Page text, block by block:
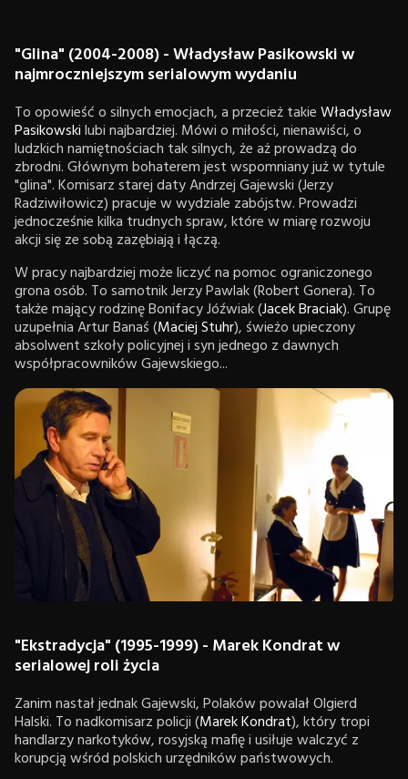
"Glina" (2004-2008) - Władysław Pasikowski w
najmroczniejszym serialowym wydaniu
To opowieść o silnych emocjach, a przecież takieWładysław
Pasikowskilubi najbardziej. Mówi o miłości, nienawiści, o
ludzkich namiętnościach tak silnych, że aż prowadzą do
zbrodni. Głównym bohaterem jest wspomniany już w tytule
"glina". Komisarz starej daty Andrzej Gajewski (Jerzy
Radziwiłowicz) pracuje w wydziale zabójstw. Prowadzi
jednocześnie kilka trudnych spraw, które w miarę rozwoju
akcji się ze sobą zazębiają i łączą.
W pracy najbardziej może liczyć na pomoc ograniczonego
grona osób. To samotnik Jerzy Pawlak (Robert Gonera). To
także mający rodzinę Bonifacy Jóźwiak (Jacek Braciak). Grupę
uzupełnia Artur Banaś (Maciej Stuhr), świeżo upieczony
absolwent szkoły policyjnej i syn jednego z dawnych
współpracowników Gajewskiego...
"Ekstradycja" (1995-1999) - Marek Kondrat w
serialowej roli życia
Zanim nastał jednak Gajewski, Polaków powalał Olgierd
Halski. To nadkomisarz policji (Marek Kondrat), który tropi
handlarzy narkotyków, rosyjską mafię i usiłuje walczyć z
korupcją wśród polskich urzędników państwowych.